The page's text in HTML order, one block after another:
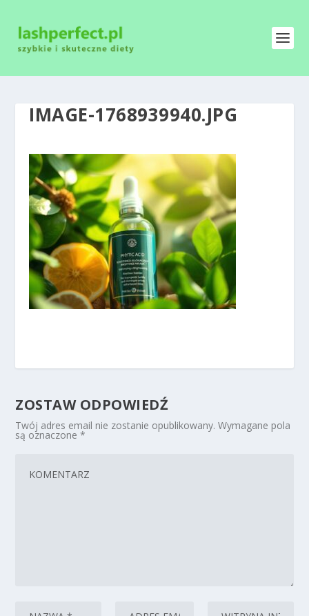
IMAGE-1768939940.JPG
ZOSTAW ODPOWIEDŹ
Twój adres email nie zostanie opublikowany. Wymagane pola
są oznaczone*